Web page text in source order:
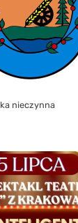
nieczynna